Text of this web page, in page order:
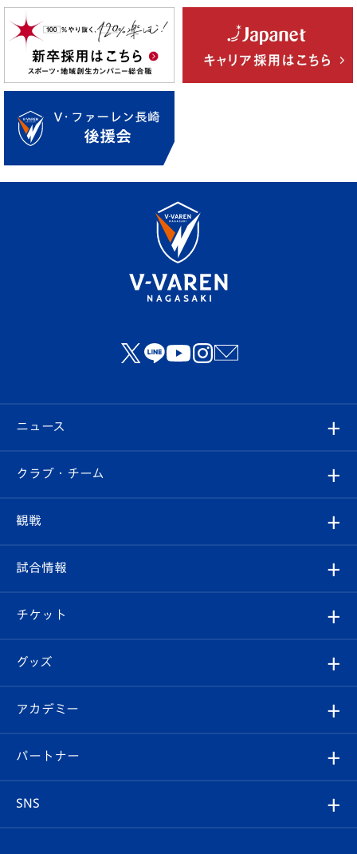
ニュース
すべて
クラブ
試合情報
チケット
イベント
メディア
ホームタウン
クラブ・チーム
クラブ概要
エンブレム紹介
スタッフプロフィール
マスコット紹介
観戦
観戦ルール
はじめての観戦ガイド
Revive Team
ヴィヴィくんの長崎おもてなしガイド
試合情報
試合日程/結果
フォトギャラリー
スタジアムグルメ
チケット
チケット
V-LOVERS（ファンクラブ）
プレイヤーズスイート
グッズ
オンラインショップ
店舗情報
アカデミー
育成からのお知らせ
U-18
パートナー
SNS